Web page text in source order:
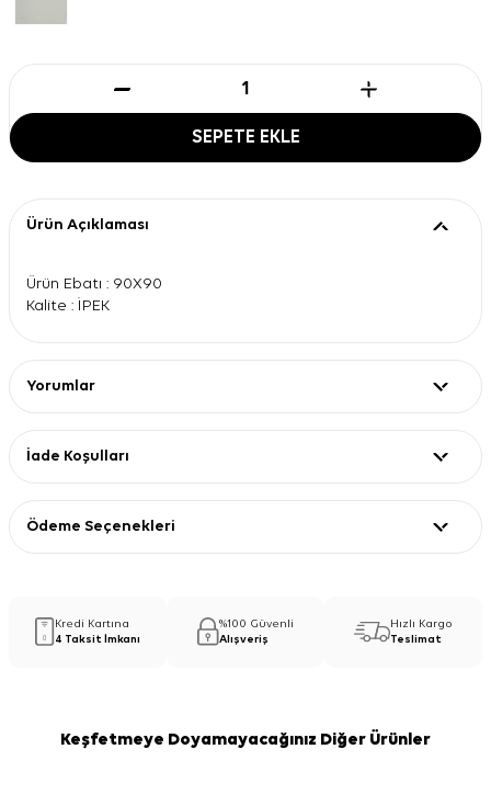
SEPETE EKLE
Ürün Açıklaması
Ürün Ebatı : 90X90
Kalite : İPEK
Yorumlar
İade Koşulları
Ödeme Seçenekleri
Kredi Kartına
4 Taksit İmkanı
%100 Güvenli
Alışveriş
Hızlı Kargo
Teslimat
Keşfetmeye Doyamayacağınız Diğer Ürünler